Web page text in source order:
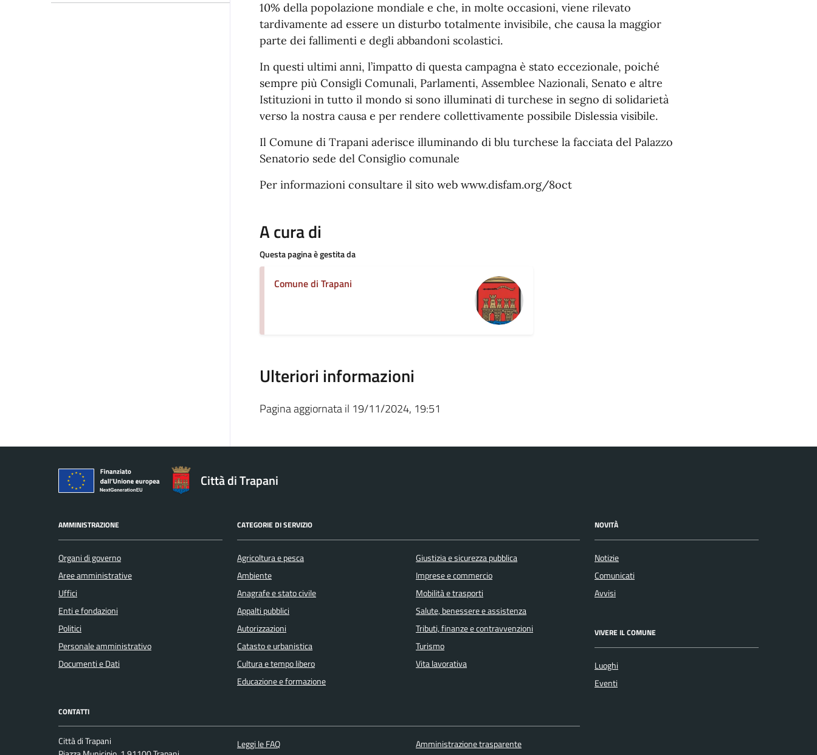
10% della popolazione mondiale e che, in molte occasioni, viene rilevato
tardivamente ad essere un disturbo totalmente invisibile, che causa la maggior
parte dei fallimenti e degli abbandoni scolastici.
In questi ultimi anni, l’impatto di questa campagna è stato eccezionale, poiché
sempre più Consigli Comunali, Parlamenti, Assemblee Nazionali, Senato e altre
Istituzioni in tutto il mondo si sono illuminati di turchese in segno di solidarietà
verso la nostra causa e per rendere collettivamente possibile Dislessia visibile.
Il Comune di Trapani aderisce illuminando di blu turchese la facciata del Palazzo
Senatorio sede del Consiglio comunale
Per informazioni consultare il sito web www.disfam.org/8oct
A cura di
Questa pagina è gestita da
Comune di Trapani
Ulteriori informazioni
Pagina aggiornata il 19/11/2024, 19:51
Città di Trapani
AMMINISTRAZIONE
Organi di governo
Aree amministrative
Uffici
Enti e fondazioni
Politici
Personale amministrativo
Documenti e Dati
CATEGORIE DI SERVIZIO
Agricoltura e pesca
Ambiente
Anagrafe e stato civile
Appalti pubblici
Autorizzazioni
Catasto e urbanistica
Cultura e tempo libero
Educazione e formazione
Giustizia e sicurezza pubblica
Imprese e commercio
Mobilità e trasporti
Salute, benessere e assistenza
Tributi, finanze e contravvenzioni
Turismo
Vita lavorativa
NOVITÀ
Notizie
Comunicati
Avvisi
VIVERE IL COMUNE
Luoghi
Eventi
CONTATTI
Città di Trapani
Leggi le FAQ Amministrazione trasparente